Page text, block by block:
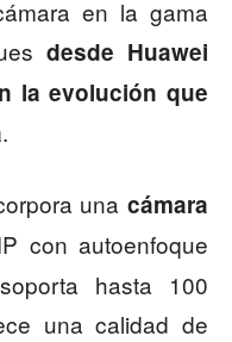
en la gama
desde Huawei
la evolución que
.
una cámara
con autoenfoque
hasta 100
una calidad de